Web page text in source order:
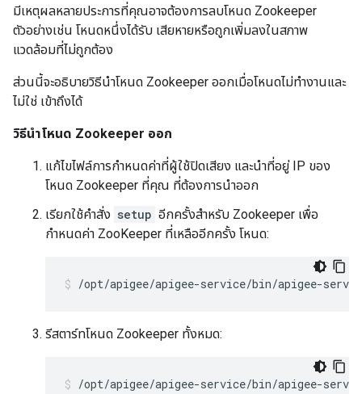
มีเหตุผลหลายประการที่คุณอาจต้องการลบโหนด Zookeeper
ตัวอย่างเช่น โหนดหนึ่งได้รับ เสียหายหรือถูกเพิ่มลงในสภาพ
แวดล้อมที่ไม่ถูกต้อง
ส่วนนี้จะอธิบายวิธีนำโหนด Zookeeper ออกเมื่อโหนดไม่ทำงานและ
ไม่ใช่ เข้าถึงได้
วิธีนำโหนด Zookeeper ออก
แก้ไขไฟล์การกำหนดค่าที่ผู้ใช้ปิดเสียง และนำที่อยู่ IP ของ
โหนด Zookeeper ที่คุณ ที่ต้องการนำออก
เรียกใช้คำสั่ง setup อีกครั้งสำหรับ Zookeeper เพื่อ
กำหนดค่า ZooKeeper ที่เหลืออีกครั้ง โหนด:
/opt/apigee/apigee-service/bin/apigee-
รีสตาร์ทโหนด Zookeeper ทั้งหมด:
/opt/apigee/apigee-service/bin/apigee-